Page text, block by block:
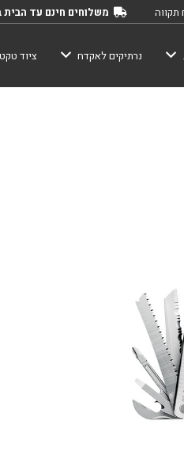
משלוחים חינם עד הבית
נרתיקים לאקדח ציוד